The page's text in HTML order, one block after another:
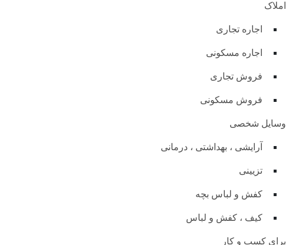
املاک
اجاره تجاری
اجاره مسکونی
فروش تجاری
فروش مسکونی
وسایل شخصی
آرایشی ، بهداشتی ، درمانی
تزیینی
کفش و لباس بچه
کیف ، کفش و لباس
برای کسب و کار